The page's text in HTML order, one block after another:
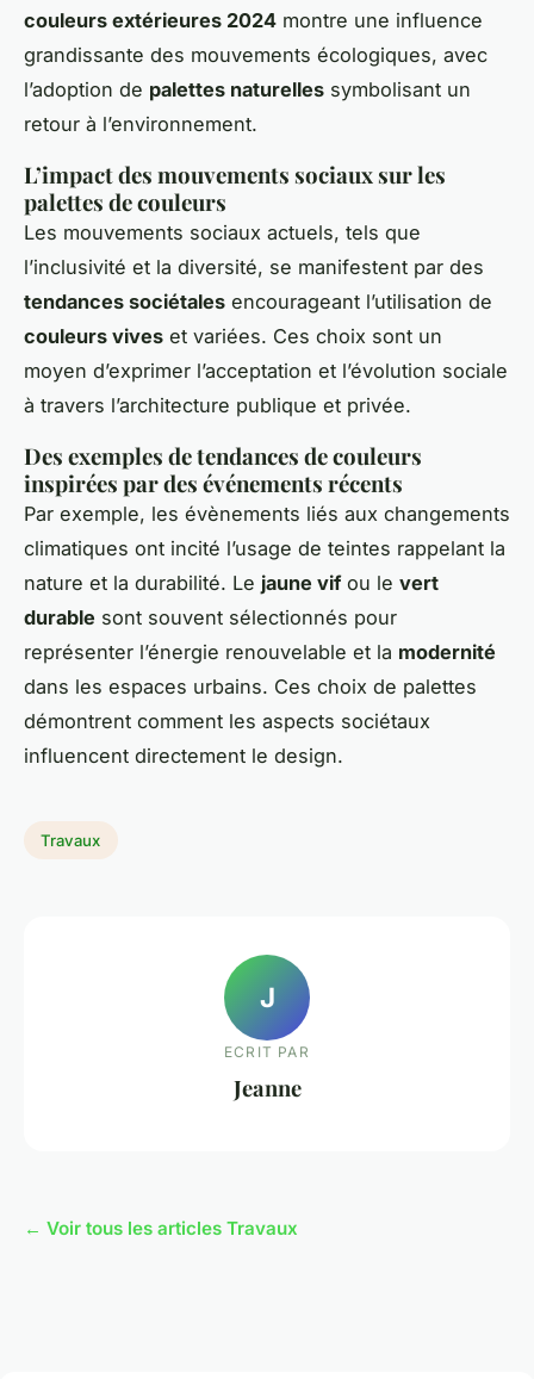
couleurs extérieures 2024 montre une influence
grandissante des mouvements écologiques, avec
l’adoption de palettes naturelles symbolisant un
retour à l’environnement.
L’impact des mouvements sociaux sur les
palettes de couleurs
Les mouvements sociaux actuels, tels que
l’inclusivité et la diversité, se manifestent par des
tendances sociétales encourageant l’utilisation de
couleurs vives et variées. Ces choix sont un
moyen d’exprimer l’acceptation et l’évolution sociale
à travers l’architecture publique et privée.
Des exemples de tendances de couleurs
inspirées par des événements récents
Par exemple, les évènements liés aux changements
climatiques ont incité l’usage de teintes rappelant la
nature et la durabilité. Le jaune vifou le vert
durable sont souvent sélectionnés pour
représenter l’énergie renouvelable et la modernité
dans les espaces urbains. Ces choix de palettes
démontrent comment les aspects sociétaux
influencent directement le design.
Travaux
J
ECRIT PAR
Jeanne
← Voir tous les articles Travaux